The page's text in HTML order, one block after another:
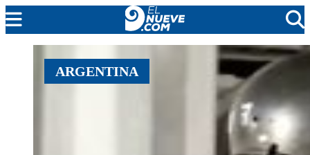
EL NUEVE
SOCIEDAD
ARGENTINA